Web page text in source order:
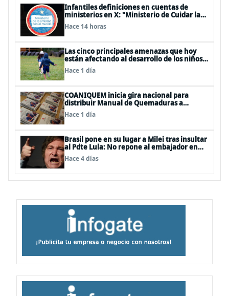
Infantiles definiciones en cuentas de
ministerios en X: "Ministerio de Cuidar la
Plata", "Ministerio de la amistad..."
Hace 14 horas
Las cinco principales amenazas que hoy
están afectando al desarrollo de los niños
en Chile
Hace 1 día
COANIQUEM inicia gira nacional para
distribuir Manual de Quemaduras a
profesionales de la salud
Hace 1 día
Brasil pone en su lugar a Milei tras insultar
al Pdte Lula: No repone al embajador en
BBSS y rebaja la relación bilateral
Hace 4 días